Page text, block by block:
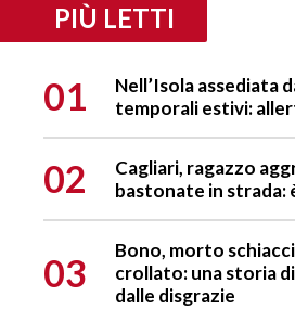
PIÙ LETTI
01
Nell’Isola assediata
temporali estivi:
02
Cagliari, ragazzo
bastonate in strada:
03
Bono, morto
crollato: una storia
dalle disgrazie